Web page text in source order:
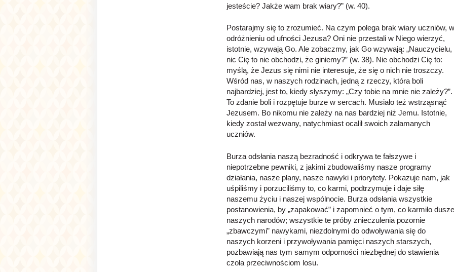
jesteście? Jakże wam brak wiary?” (w. 40).
Postarajmy się to zrozumieć. Na czym polega brak wiary uczniów, w
odróżnieniu od ufności Jezusa? Oni nie przestali w Niego wierzyć,
istotnie, wzywają Go. Ale zobaczmy, jak Go wzywają: „Nauczycielu,
nic Cię to nie obchodzi, że giniemy?” (w. 38). Nie obchodzi Cię to:
myślą, że Jezus się nimi nie interesuje, że się o nich nie troszczy.
Wśród nas, w naszych rodzinach, jedną z rzeczy, która boli
najbardziej, jest to, kiedy słyszymy: „Czy tobie na mnie nie zależy?”.
To zdanie boli i rozpętuje burze w sercach. Musiało też wstrząsnąć
Jezusem. Bo nikomu nie zależy na nas bardziej niż Jemu. Istotnie,
kiedy został wezwany, natychmiast ocalił swoich załamanych
uczniów.
Burza odsłania naszą bezradność i odkrywa te fałszywe i
niepotrzebne pewniki, z jakimi zbudowaliśmy nasze programy
działania, nasze plany, nasze nawyki i priorytety. Pokazuje nam, jak
uśpiliśmy i porzuciliśmy to, co karmi, podtrzymuje i daje siłę
naszemu życiu i naszej wspólnocie. Burza odsłania wszystkie
postanowienia, by „zapakować” i zapomnieć o tym, co karmiło dusze
naszych narodów; wszystkie te próby znieczulenia pozornie
„zbawczymi” nawykami, niezdolnymi do odwoływania się do
naszych korzeni i przywoływania pamięci naszych starszych,
pozbawiają nas tym samym odporności niezbędnej do stawienia
czoła przeciwnościom losu.